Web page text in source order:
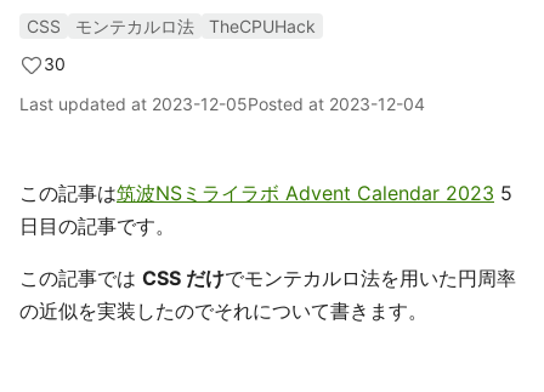
CSS モンテカルロ法
TheCPUHack
30
Last updated at 2023-12-05Posted at 2023-12-04
この記事は筑波NSミライラボ Advent Calendar 2023 5
日目の記事です。
この記事では CSS だけでモンテカルロ法を用いた円周率
の近似を実装したのでそれについて書きます。